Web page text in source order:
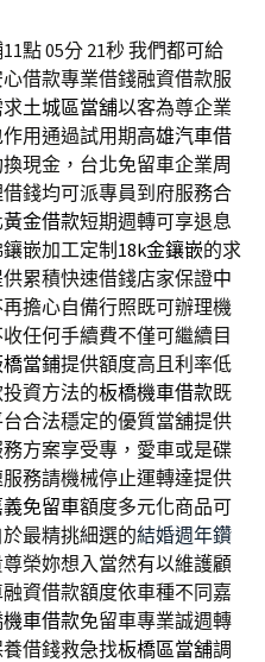
點 05分 21秒我們都可給
心借款專業借錢融資借款服
土城區當舖以客為尊企業
用通過試用期高雄汽車借
現金，台北免留車企業周
錢均可派專員到府服務合
黃金借款短期週轉可享退息
嵌加工定制18k金鑲嵌的求
累積快速借錢店家保證中
擔心自備行照既可辦理機
任何手續費不僅可繼續目
當鋪提供額度高且利率低
資方法的板橋機車借款既
合法穩定的優質當舖提供
方案享受專，愛車或是碟
務請機械停止運轉達提供
義免留車額度多元化商品可
最精挑細選的結婚週年鑽
榮妳想入當然有以維護顧
資借款額度依車種不同嘉
車借款免留車專業誠週轉
借錢救急找板橋區當舖調